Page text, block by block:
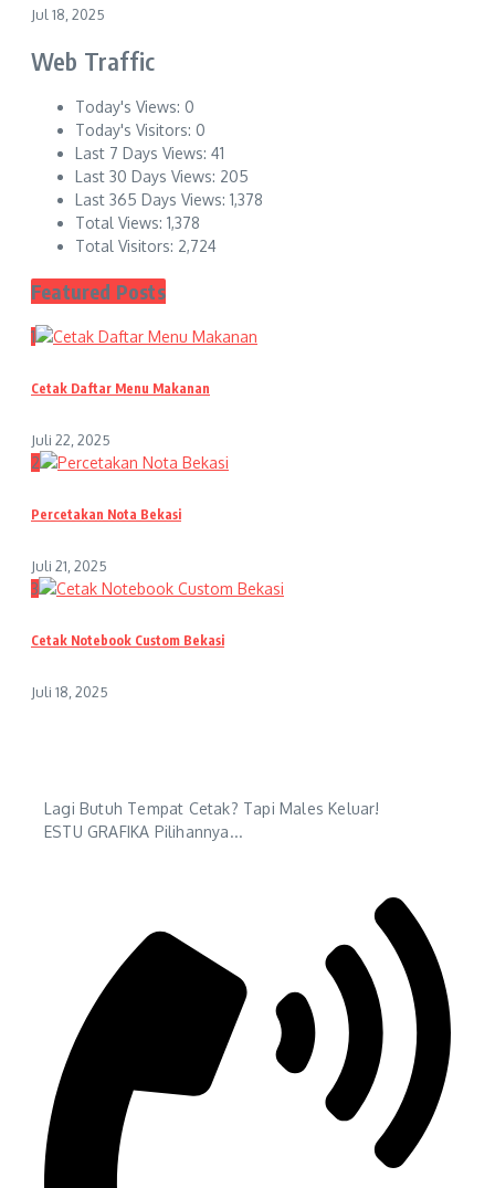
Jul 18, 2025
Web Traffic
Today's Views: 0
Today's Visitors: 0
Last 7 Days Views: 41
Last 30 Days Views: 205
Last 365 Days Views: 1,378
Total Views: 1,378
Total Visitors: 2,724
Featured Posts
1
Cetak Daftar Menu Makanan
Juli 22, 2025
2
Percetakan Nota Bekasi
Juli 21, 2025
3
Cetak Notebook Custom Bekasi
Juli 18, 2025
Lagi Butuh Tempat Cetak? Tapi Males Keluar!
ESTU GRAFIKA Pilihannya...